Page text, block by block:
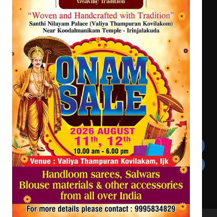
സർഗ്ഗസാഹിതി- കവിതാസംഗമം 2026
കവിതാ ചർച്ച കാട്ടൂർ, ടി. കെ.
ബാലൻ ഹാളിൽ 16ന്
ഇടത്തരം മഴയ്ക്കും കാറ്റിനും
സാധ്യത ഇരിങ്ങാലക്കുടയിൽ 4.4
മില്ലി മീറ്റർ മഴ ലഭിച്ചു
Get In Touch
Twitter Facebook
LinkedIn Instagram
YouTube